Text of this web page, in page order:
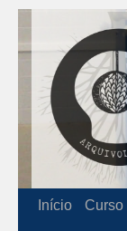
Início Curso